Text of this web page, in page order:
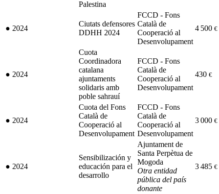
Palestina
● 2024
Ciutats defensores
DDHH 2024
FCCD - Fons
Català de
Cooperació al
Desenvolupament
4 500 €
● 2024
Cuota
Coordinadora
catalana
ajuntaments
solidaris amb
poble sahrauí
FCCD - Fons
Català de
Cooperació al
Desenvolupament
430 €
● 2024
Cuota del Fons
Català de
Cooperació al
Desenvolupament
FCCD - Fons
Català de
Cooperació al
Desenvolupament
3 000 €
● 2024
Sensibilización y
educación para el
desarrollo
Ajuntament de
Santa Perpètua de
Mogoda
Otra entidad
pública del país
donante
3 485 €